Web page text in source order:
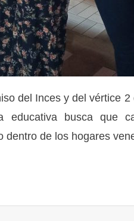
del Inces y del vértice
educativa busca que
dentro de los hogares